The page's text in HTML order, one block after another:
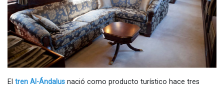
El tren Al-Ándalus nació como producto turístico hace tres